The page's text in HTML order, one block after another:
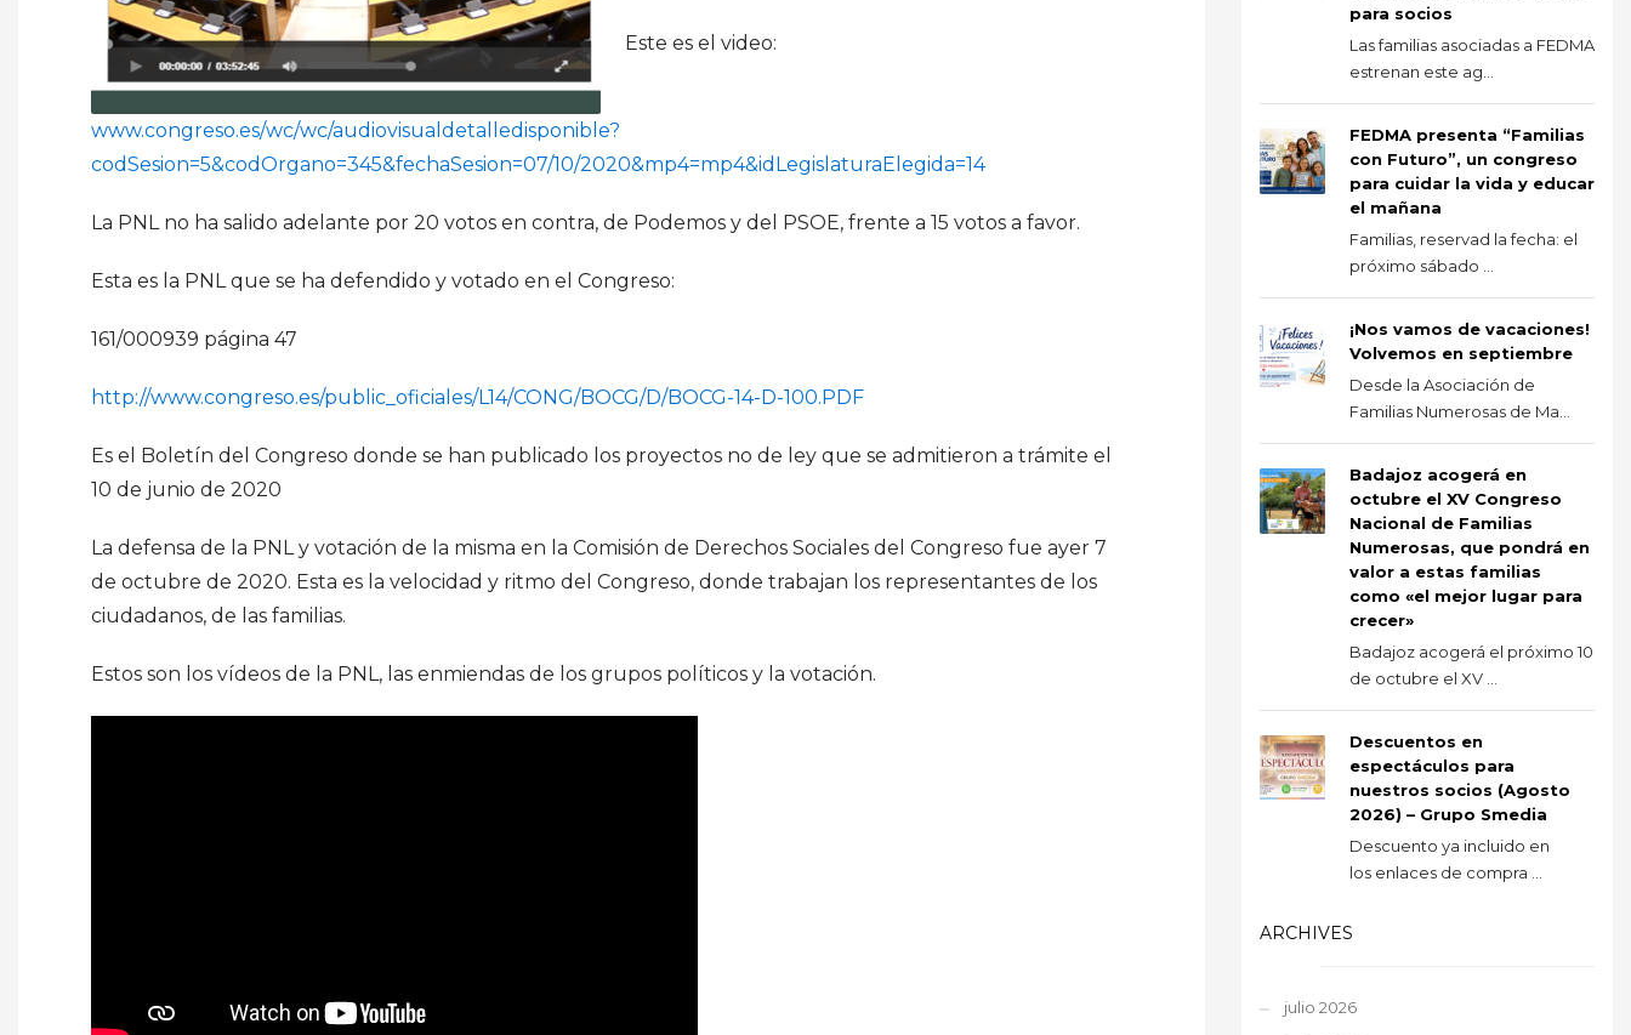
Este es el video:
www.congreso.es/wc/wc/audiovisualdetalledisponible?
codSesion=5&codOrgano=345&fechaSesion=07/10/2020&mp4=mp4&idLegislaturaElegida=14
La PNL no ha salido adelante por 20 votos en contra, de Podemos y del PSOE, frente a 15 votos a favor.
Esta es la PNL que se ha defendido y votado en el Congreso:
161/000939 página 47
http://www.congreso.es/public_oficiales/L14/CONG/BOCG/D/BOCG-14-D-100.PDF
Es el Boletín del Congreso donde se han publicado los proyectos no de ley que se admitieron a trámite el
10 de junio de 2020
La defensa de la PNL y votación de la misma en la Comisión de Derechos Sociales del Congreso fue ayer 7
de octubre de 2020. Esta es la velocidad y ritmo del Congreso, donde trabajan los representantes de los
ciudadanos, de las familias.
Estos son los vídeos de la PNL, las enmiendas de los grupos políticos y la votación.
para socios
Las familias asociadas a FEDMA
estrenan este ag...
FEDMA presenta “Familias
con Futuro”, un congreso
para cuidar la vida y educar
el mañana
Familias, reservad la fecha: el
próximo sábado ...
¡Nos vamos de vacaciones!
Volvemos en septiembre
Desde la Asociación de
Familias Numerosas de Ma...
Badajoz acogerá en
octubre el XV Congreso
Nacional de Familias
Numerosas, que pondrá en
valor a estas familias
como «el mejor lugar para
crecer»
Badajoz acogerá el próximo 10
de octubre el XV ...
Descuentos en
espectáculos para
nuestros socios (Agosto
2026) – Grupo Smedia
Descuento ya incluido en
los enlaces de compra ...
ARCHIVES
julio 2026